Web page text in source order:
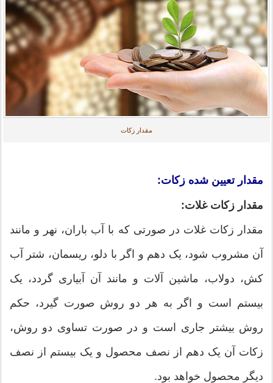
مقدار زکات
مقدار تعیین شده زکات:
مقدار زکات غلات:
مقدار زکات غلات در صورتى که با آب باران، نهر و مانند
آن مشروب شود، یک دهم و اگر با دلو، ریسمان، شتر آب
کش، دولاب، ماشین آلات و مانند آن آبیاری گردد، یک
بیستم است و اگر به هر دو روش صورت گیرد، حکم
روش بیشتر جارى است و در صورت تساوى دو روش،
زکات آن یک دهم از نصف محصول و یک بیستم از نصف
دیگر محصول خواهد بود.